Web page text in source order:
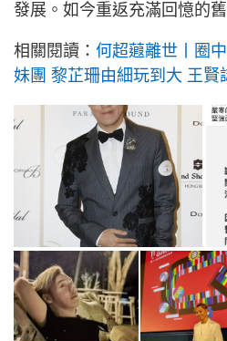
發展。如今重返充滿回憶的
相關閱讀： 何超蕸離世丨圈
妹團 黎芷珊由細玩到大 王賢